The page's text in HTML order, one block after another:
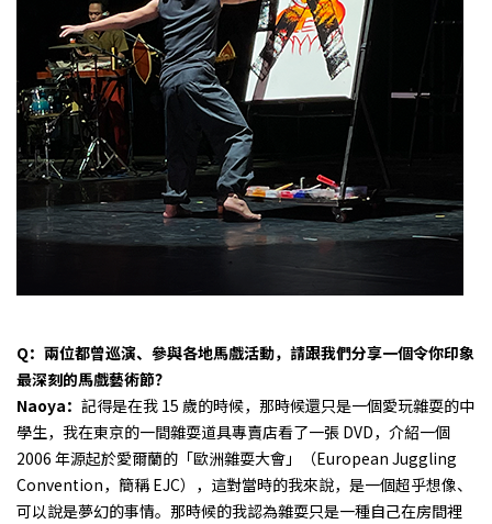
Q：兩位都曾巡演、參與各地馬戲活動，請跟我們分享一個令你印象
最深刻的馬戲藝術節？
Naoya： 記得是在我 15 歲的時候，那時候還只是一個愛玩雜耍的中
學生，我在東京的一間雜耍道具專賣店看了一張 DVD，介紹一個
2006 年源起於愛爾蘭的「歐洲雜耍大會」（European Juggling
Convention，簡稱 EJC），這對當時的我來說，是一個超乎想像、
可以說是夢幻的事情。那時候的我認為雜耍只是一種自己在房間裡